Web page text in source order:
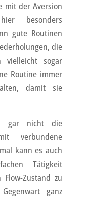
mit der Aversion
besonders
gute Routinen
die
vielleicht sogar
Routine immer
damit sie
gar nicht die
verbundene
kann es auch
Tätigkeit
Zustand zu
ganz